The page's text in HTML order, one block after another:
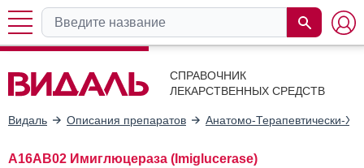
СПРАВОЧНИК
ЛЕКАРСТВЕННЫХ СРЕДСТВ
Видаль Описания препаратов Анатомо-Терапевтически-
A16AB02 Имиглюцераза (Imiglucerase)